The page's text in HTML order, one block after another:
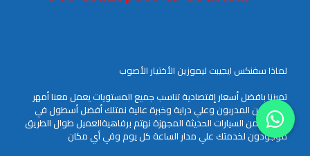
لماذا سفنكس ايجيبت ليموزين الأختيار الأصوب
تميزنا بافضل أسعار إقتصادية تناسب جميع المستويات يعمل معنا أمهر
السائقون المدربون وعلي دراية وخبرة عالية نمتلك أفضل أسطول في
خدمتك من السيارات الحديثة المجهزة نهتم برفاهيةالعميل طوال الطريق
موجودون لخدمتك علي مدار الساعة كل يوم وفي أي مكان